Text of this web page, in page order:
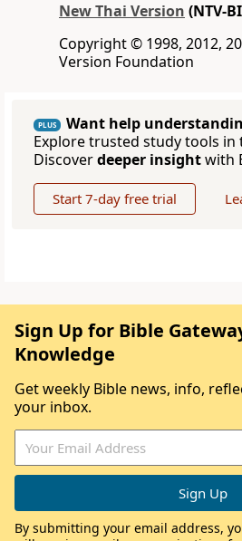
New Thai Version (NTV-
Copyright © 1998, 2012,
Version Foundation
PLUS
Want help
Explore trusted study tools in
Discoverdeeper insightwith
Start 7-day free trial
Sign Up for Bible
Knowledge
Get weekly Bible news, info,
your inbox.
By submitting your email address,